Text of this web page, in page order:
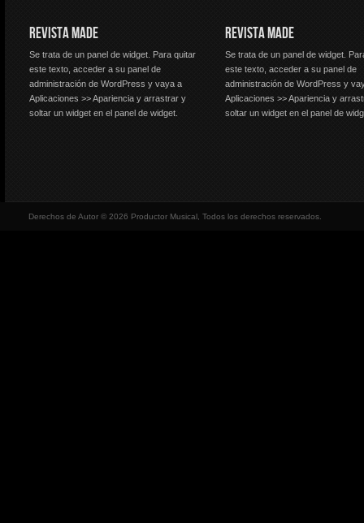
REVISTA MADE
Se trata de un panel de widget. Para quitar
este texto, acceder a su panel de
administración de WordPress y vaya a
Aplicaciones >> Apariencia y arrastrar y
soltar un widget en el panel de widget.
REVISTA MADE
Se trata de un panel de widget.
este texto, acceder a su panel de
administración de WordPress y
Aplicaciones >> Apariencia y
soltar un widget en el panel de
Derechos de Autor © 2026 Productor Musical, Todos los derechos reservados.